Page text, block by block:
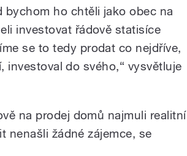
bychom ho chtěli jako obec na
investovat řádově statisíce
se to tedy prodat co nejdříve,
do svého,“ vysvětluje
na prodej domů najmuli realitní
nenašli žádné zájemce, se